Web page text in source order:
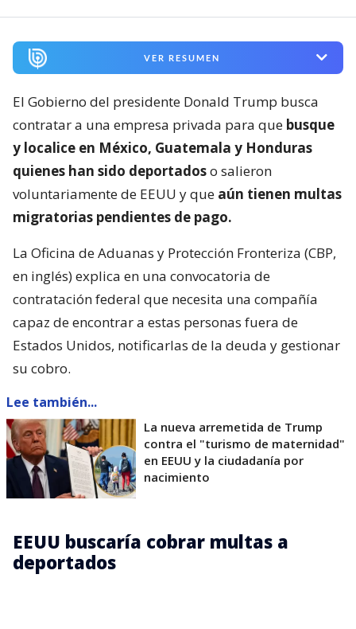
VER RESUMEN
El Gobierno del presidente Donald Trump busca
contratar a una empresa privada para que busque
y localice en México, Guatemala y Honduras
quienes han sido deportadoso salieron
voluntariamente de EEUU y que aún tienen multas
migratorias pendientes de pago.
La Oficina de Aduanas y Protección Fronteriza (CBP,
en inglés) explica en una convocatoria de
contratación federal que necesita una compañía
capaz de encontrar a estas personas fuera de
Estados Unidos, notificarlas de la deuda y gestionar
su cobro.
Lee también...
La nueva arremetida de Trump
contra el "turismo de maternidad"
en EEUU y la ciudadanía por
nacimiento
EEUU buscaría cobrar multas a
deportados